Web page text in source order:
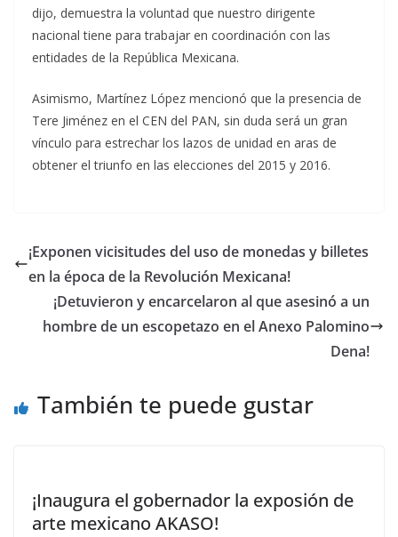
dijo, demuestra la voluntad que nuestro dirigente
nacional tiene para trabajar en coordinación con las
entidades de la República Mexicana.
Asimismo, Martínez López mencionó que la presencia de
Tere Jiménez en el CEN del PAN, sin duda será un gran
vínculo para estrechar los lazos de unidad en aras de
obtener el triunfo en las elecciones del 2015 y 2016.
¡Exponen vicisitudes del uso de monedas y billetes
en la época de la Revolución Mexicana!
¡Detuvieron y encarcelaron al que asesinó a un
hombre de un escopetazo en el Anexo Palomino
Dena!
También te puede gustar
¡Inaugura el gobernador la exposión de
arte mexicano AKASO!